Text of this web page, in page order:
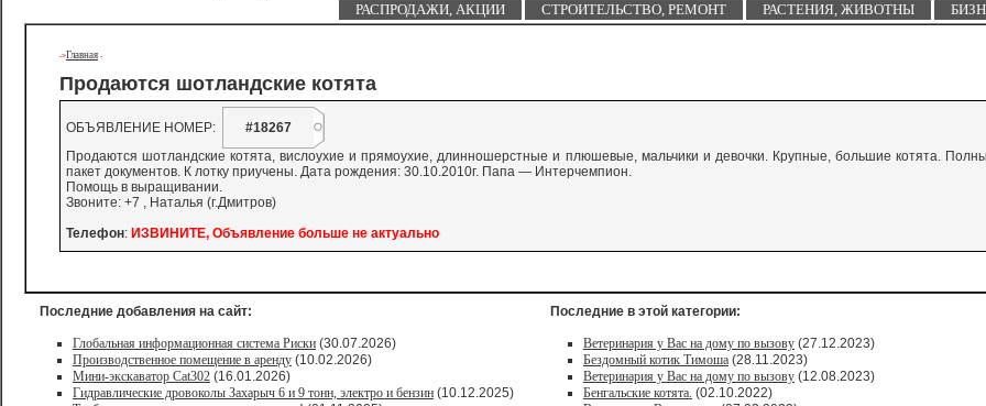
РАСПРОДАЖИ, АКЦИИ
СТРОИТЕЛЬСТВО, РЕМОНТ РАСТЕНИЯ, ЖИВОТНЫ
->Главная -
Продаются шотландские котята
ОБЪЯВЛЕНИЕ НОМЕР:
#18267
Продаются шотландские котята, вислоухие и прямоухие, длинношерстные и плюшевые, мальчики и девочки. Крупные, большие котята.
пакет документов. К лотку приучены. Дата рождения: 30.10.2010г. Папа — Интерчемпион.
Помощь в выращивании.
Звоните: +7 , Наталья (г.Дмитров)
Телефон: ИЗВИНИТЕ, Объявление больше не актуально
Последние добавления на сайт:
Глобальная информационная система Риски (30.07.2026)
Производственное помещение в аренду (10.02.2026)
Мини-экскаватор Cat302 (16.01.2026)
Гидравлические дровоколы Захарыч 6 и 9 тонн, электро и бензин (10.12.2025)
Последние в этой категории:
Ветеринария у Вас на дому по вызову (27.12.2023)
Бездомный котик Тимоша (28.11.2023)
Ветеринария у Вас на дому по вызову (12.08.2023)
Бенгальские котята. (02.10.2022)